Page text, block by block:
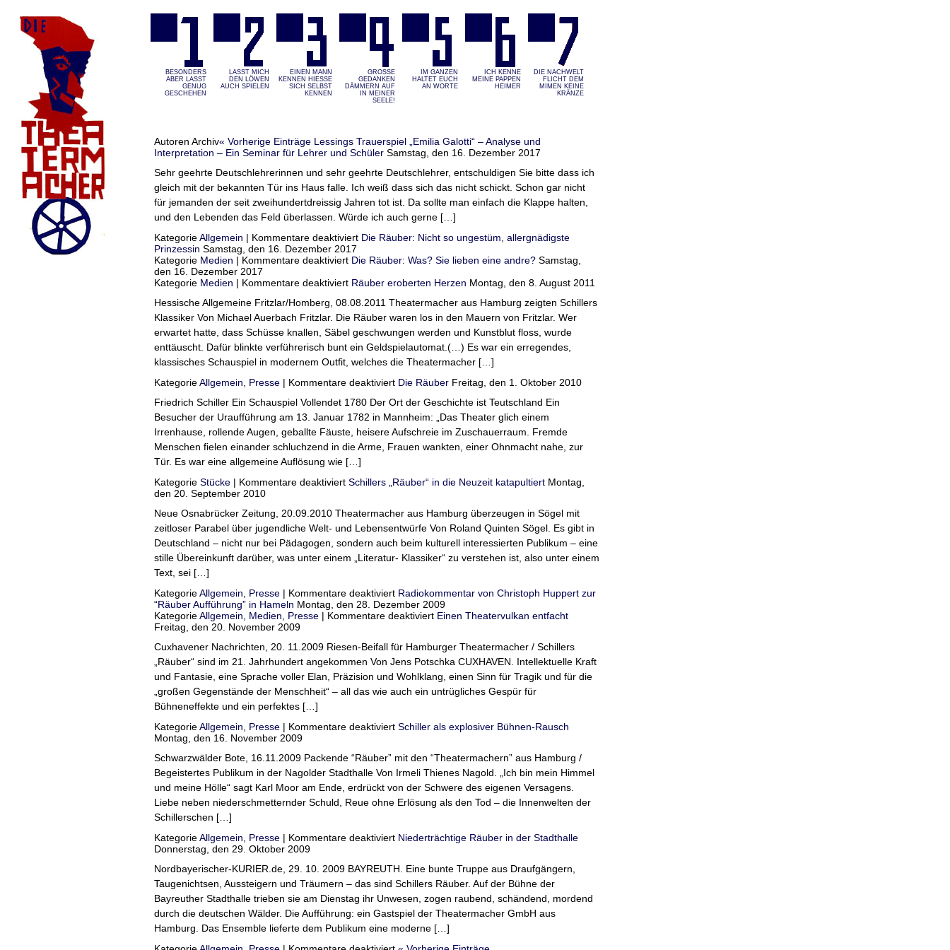
BESONDERS
ABER LASST G
ENUG G
ESCHEHEN
LASST MICH
DEN LÖWEN
AUCH SPIELEN
EINEN MANN
KENNEN HIESSE S
ICH SELBST K
ENNEN
GROSSE G
EDANKEN D
ÄMMERN AUF I
N MEINER S
EELE!
IM GANZEN
HALTET EUCH
AN WORTE
ICH KENNE
MEINE PAPPEN
HEIMER
DIE NACHWELT
FLICHT DEM
MIMEN KEINE
KRÄNZE
Autoren Archiv« Vorherige Einträge Lessings Trauerspiel „Emilia Galotti“ – Analyse und
Interpretation – Ein Seminar für Lehrer und Schüler Samstag, den 16. Dezember 2017
Sehr geehrte Deutschlehrerinnen und sehr geehrte Deutschlehrer, entschuldigen Sie bitte dass ich
gleich mit der bekannten Tür ins Haus falle. Ich weiß dass sich das nicht schickt. Schon gar nicht
für jemanden der seit zweihundertdreissig Jahren tot ist. Da sollte man einfach die Klappe halten,
und den Lebenden das Feld überlassen. Würde ich auch gerne […]
KategorieAllgemein | Kommentare deaktiviertfür
Trauerspiel
Galotti“
Analyse
und
Interpretation
–
Ein
Seminar
Lehrer
Schüler
Die Räuber: Nicht so ungestüm, allergnädigste
Prinzessin Samstag, den 16. Dezember 2017
Kategorie Medien | Kommentare deaktiviertfür
Räuber:
so
ungestüm,
allergnädigste
Prinzessin
Die Räuber: Was? Sie lieben eine andre? Samstag,
den 16. Dezember 2017
Kategorie Medien | Kommentare deaktiviertfür
Räuber:
Was?
Sie
lieben
eine
andre?
Räuber eroberten Herzen Montag, den 8. August 2011
Hessische Allgemeine Fritzlar/Homberg, 08.08.2011 Theatermacher aus Hamburg zeigten Schillers
Klassiker Von Michael Auerbach Fritzlar. Die Räuber waren los in den Mauern von Fritzlar. Wer
erwartet hatte, dass Schüsse knallen, Säbel geschwungen werden und Kunstblut floss, wurde
enttäuscht. Dafür blinkte verführerisch bunt ein Geldspielautomat.(…) Es war ein erregendes,
klassisches Schauspiel in modernem Outfit, welches die Theatermacher […]
KategorieAllgemein Presse | Kommentare deaktiviertfür
eroberten
Herzen
Die Räuber Freitag, den 1. Oktober 2010
Friedrich Schiller Ein Schauspiel Vollendet 1780 Der Ort der Geschichte ist Teutschland Ein
Besucher der Uraufführung am 13. Januar 1782 in Mannheim: „Das Theater glich einem
Irrenhause, rollende Augen, geballte Fäuste, heisere Aufschreie im Zuschauerraum. Fremde
Menschen fielen einander schluchzend in die Arme, Frauen wankten, einer Ohnmacht nahe, zur
Tür. Es war eine allgemeine Auflösung wie […]
Kategorie Stücke | Kommentare deaktiviertfür
Schillers „Räuber“ in die Neuzeit katapultiert Montag,
den 20. September 2010
Neue Osnabrücker Zeitung, 20.09.2010 Theatermacher aus Hamburg überzeugen in Sögel mit
zeitloser Parabel über jugendliche Welt- und Lebensentwürfe Von Roland Quinten Sögel. Es gibt in
Deutschland – nicht nur bei Pädagogen, sondern auch beim kulturell interessierten Publikum – eine
stille Übereinkunft darüber, was unter einem „Literatur- Klassiker“ zu verstehen ist, also unter einem
Text, sei […]
KategorieAllgemein Presse | Kommentare deaktiviertfür
Schillers
„Räuber“
Neuzeit
katapultiert
Radiokommentar von Christoph Huppert zur
“Räuber Aufführung” in Hameln Montag, den 28. Dezember 2009
KategorieAllgemein Medien Presse | Kommentare deaktiviertfür
Christoph
Huppert
“Räuber
Aufführung”
Einen Theatervulkan entfacht
Freitag, den 20. November 2009
Cuxhavener Nachrichten, 20. 11.2009 Riesen-Beifall für Hamburger Theatermacher / Schillers
„Räuber“ sind im 21. Jahrhundert angekommen Von Jens Potschka CUXHAVEN. Intellektuelle Kraft
und Fantasie, eine Sprache voller Elan, Präzision und Wohlklang, einen Sinn für Tragik und für die
„großen Gegenstände der Menschheit“ – all das wie auch ein untrügliches Gespür für
Bühneneffekte und ein perfektes […]
KategorieAllgemein Presse | Kommentare deaktiviertfür
entfacht
Schiller als explosiver Bühnen-Rausch
Montag, den 16. November 2009
Schwarzwälder Bote, 16.11.2009 Packende “Räuber” mit den “Theatermachern” aus Hamburg /
Begeistertes Publikum in der Nagolder Stadthalle Von Irmeli Thienes Nagold. „Ich bin mein Himmel
und meine Hölle“ sagt Karl Moor am Ende, erdrückt von der Schwere des eigenen Versagens.
Liebe neben niederschmetternder Schuld, Reue ohne Erlösung als den Tod – die Innenwelten der
Schillerschen […]
KategorieAllgemein Presse | Kommentare deaktiviertfür
explosiver
Bühnen-
Niederträchtige Räuber in der Stadthalle
Donnerstag, den 29. Oktober 2009
Nordbayerischer-KURIER.de, 29. 10. 2009 BAYREUTH. Eine bunte Truppe aus Draufgängern,
Taugenichtsen, Aussteigern und Träumern – das sind Schillers Räuber. Auf der Bühne der
Bayreuther Stadthalle trieben sie am Dienstag ihr Unwesen, zogen raubend, schändend, mordend
durch die deutschen Wälder. Die Aufführung: ein Gastspiel der Theatermacher GmbH aus
Hamburg. Das Ensemble lieferte dem Publikum eine moderne […]